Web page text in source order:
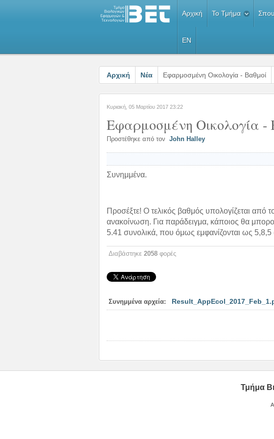
Αρχική Το Τμήμα
EN
Αρχική Νέα Εφαρμοσμένη Οικολογία - Βαθμοί
Κυριακή, 05 Μαρτίου 2017 23:22
Εφαρμοσμένη Οικολογία -
Προστέθηκε από τον John Halley
Συνημμένα.
Προσέξτε! Ο τελικός βαθμός υπολογίζεται από
ανακοίνωση. Για παράδειγμα, κάποιος θα
5.41 συνολικά, που όμως εμφανίζονται ως 5,8,5
Διαβάστηκε 2058 φορές
Συνημμένα αρχεία:
Τμήμα